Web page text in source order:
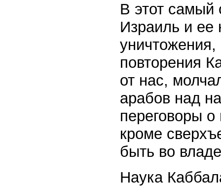
В этот самый
Израиль и ее
уничтожения,
повторения
от нас,
арабов над
переговоры
кроме
быть во
Наука